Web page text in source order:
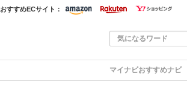
おすすめECサイト：
マイナビおすすめナビ